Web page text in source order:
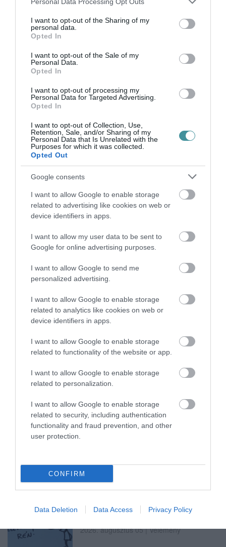
not limited to your visit or usage behaviour. You may click to
grant or deny consent to Google and its third-party tags to
use your data for below specified purposes in below Google
consent section.
I want to opt-out of the Sharing of my
personal data.
Opted In
I want to opt-out of the Sale of my
Personal Data.
Opted In
I want to opt-out of processing my
Personal Data for Targeted Advertising.
Opted In
I want to opt-out of Collection, Use,
Retention, Sale, and/or Sharing of my
Personal Data that Is Unrelated with the
Purposes for which it was collected.
Opted Out
Google consents
I want to allow Google to enable storage
related to advertising like cookies on web or
device identifiers in apps.
I want to allow my user data to be sent to
Google for online advertising purposes.
I want to allow Google to send me
personalized advertising.
I want to allow Google to enable storage
related to analytics like cookies on web or
device identifiers in apps.
I want to allow Google to enable storage
related to functionality of the website or app.
I want to allow Google to enable storage
related to personalization.
I want to allow Google to enable storage
related to security, including authentication
functionality and fraud prevention, and other
user protection.
CONFIRM
Data Deletion Data Access Privacy Policy
Koronavírus - A tanárok is csak lázmérés után
léphetnek majd be az iskolákba
Ne maradjon le a legfrissebb hírekről, kövessen
bennünket az EGRI ÜGYEK Google Hírek oldalán!
VISSZA A FŐOLDALRA
Legfrissebb híreink
KATONAI HELIKOPTEREK SEGÍTIK AZ
OLTÁST A DÉDESTAPOLCSÁNYI...
VISSZATÉR EGER BELVÁROSÁNAK
2026. augusztus 05|Programok
2026. augusztus 05|Vélemény